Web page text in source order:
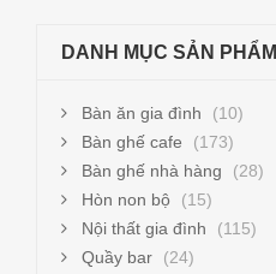
DANH MỤC SẢN PHẨM
Bàn ăn gia đình
(10)
Bàn ghế cafe
(173)
Bàn ghế nhà hàng
(28)
Hòn non bộ
(15)
Nội thất gia đình
(115)
Quầy bar
(24)